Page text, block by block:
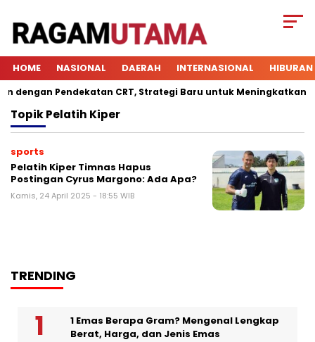
HOME NASIONAL DAERAH INTERNASIONAL HIBURAN
dengan Pendekatan CRT, Strategi Baru untuk Meningkatkan
TopikPelatih Kiper
sports
Pelatih Kiper Timnas Hapus
Postingan Cyrus Margono: Ada Apa?
Kamis, 24 April 2025 - 18:55 WIB
TRENDING
1 Emas Berapa Gram? Mengenal Lengkap
Berat, Harga, dan Jenis Emas